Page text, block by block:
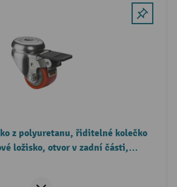
z polyuretanu, řiditelné kolečko
ložisko, otvor v zadní části,
nosnost 100 kg